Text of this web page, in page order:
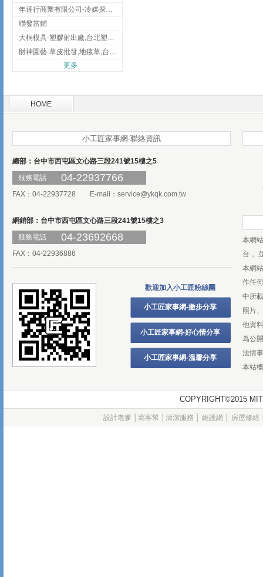
年達行商業有限公司-冷媒探漏儀,壓力錶組,真空泵浦,台北冷凍空調材料
聯發當鋪
大桐模具-塑膠射出廠,台北塑膠射出廠
財神園藝-草皮批發,地毯草,台北草,彰化地毯草,彰化台北草
更多
HOME
小工匠家事網-聯絡資訊
總部：台中市西屯區文心路三段241號15樓之5
服務電話
04-22937766
FAX：04-22937728 E-mail： service@ykqk.com.tw
網銷部：台中市西屯區文心路三段241號15樓之3
服務電話
04-23692668
FAX：04-22936886
歡迎加入小工匠粉絲團
小工匠家事網-撇步分享
小工匠家事網-好心情分享
小工匠家事網-溫馨分享
本網
台，
本網
作任
中所
照片
他資
為公
法情
本站
COPYRIGHT©2015
設計老爹 窩客幫 清潔服務 維護網 房屋修繕